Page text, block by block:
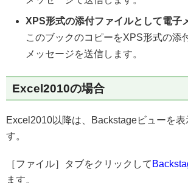
XPS形式の添付ファイルとして電子
このブックのコピーをXPS形式の添
メッセージを送信します。
Excel2010の場合
Excel2010以降は、Backstageビューを表
す。
［ファイル］タブをクリックして
ます。